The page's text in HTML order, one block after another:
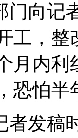
门向记
工，整
月内利
恐怕半
者发稿